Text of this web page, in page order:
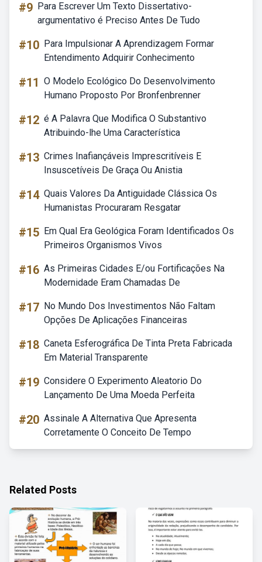
#9 Para Escrever Um Texto Dissertativo-
argumentativo é Preciso Antes De Tudo
#10 Para Impulsionar A Aprendizagem Formar
Entendimento Adquirir Conhecimento
#11 O Modelo Ecológico Do Desenvolvimento
Humano Proposto Por Bronfenbrenner
#12 é A Palavra Que Modifica O Substantivo
Atribuindo-lhe Uma Característica
#13 Crimes Inafiançáveis Imprescritíveis E
Insuscetíveis De Graça Ou Anistia
#14 Quais Valores Da Antiguidade Clássica Os
Humanistas Procuraram Resgatar
#15 Em Qual Era Geológica Foram Identificados Os
Primeiros Organismos Vivos
#16 As Primeiras Cidades E/ou Fortificações Na
Modernidade Eram Chamadas De
#17 No Mundo Dos Investimentos Não Faltam
Opções De Aplicações Financeiras
#18 Caneta Esferográfica De Tinta Preta Fabricada
Em Material Transparente
#19 Considere O Experimento Aleatorio Do
Lançamento De Uma Moeda Perfeita
#20 Assinale A Alternativa Que Apresenta
Corretamente O Conceito De Tempo
Related Posts